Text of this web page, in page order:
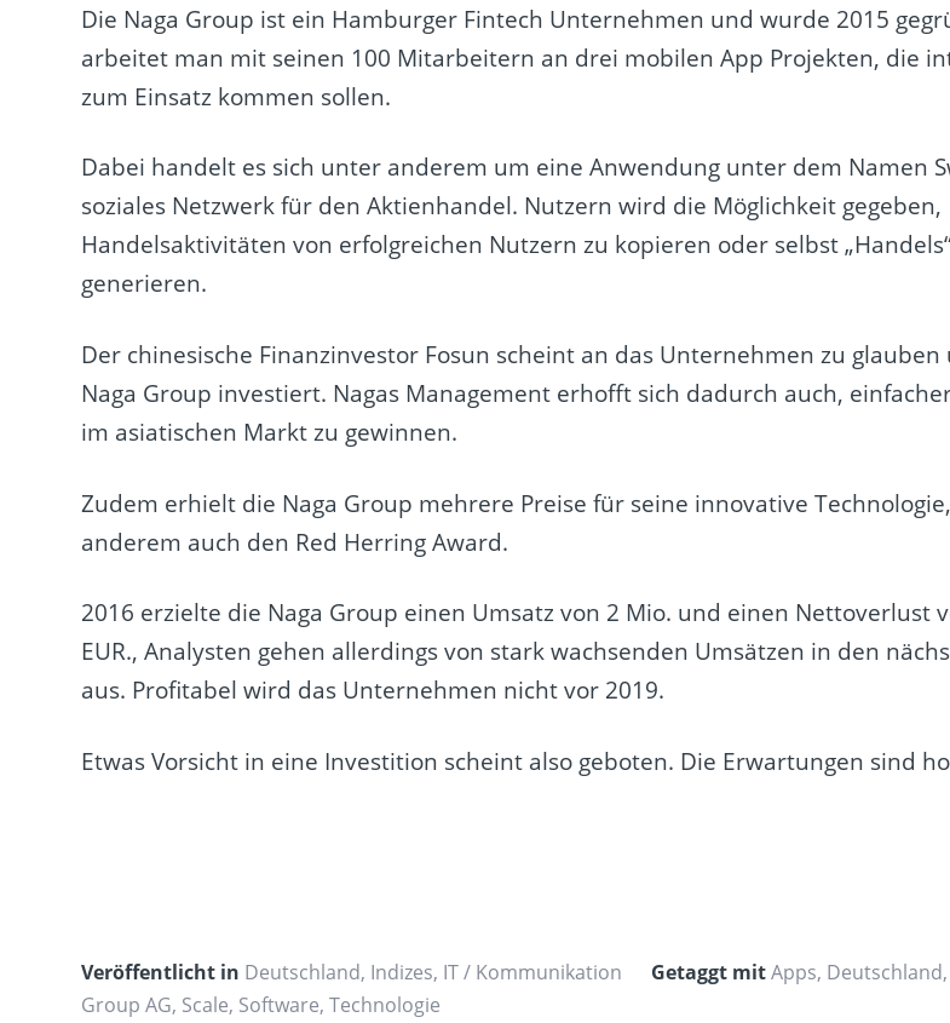
Die Naga Group ist ein Hamburger Fintech Unternehmen und wurde 2015
arbeitet man mit seinen 100 Mitarbeitern an drei mobilen App Projekten, die
zum Einsatz kommen sollen.
Dabei handelt es sich unter anderem um eine Anwendung unter dem Namen
soziales Netzwerk für den Aktienhandel. Nutzern wird die Möglichkeit gegeben,
Handelsaktivitäten von erfolgreichen Nutzern zu kopieren oder selbst
generieren.
Der chinesische Finanzinvestor Fosun scheint an das Unternehmen zu
Naga Group investiert. Nagas Management erhofft sich dadurch auch,
im asiatischen Markt zu gewinnen.
Zudem erhielt die Naga Group mehrere Preise für seine innovative
anderem auch den Red Herring Award.
2016 erzielte die Naga Group einen Umsatz von 2 Mio. und einen Nettoverlust
EUR., Analysten gehen allerdings von stark wachsenden Umsätzen in den
aus. Profitabel wird das Unternehmen nicht vor 2019.
Etwas Vorsicht in eine Investition scheint also geboten. Die Erwartungen sind
Veröffentlicht in Deutschland, Indizes, IT / Kommunikation Getaggt mitApps, Deutschland,
Group AG, Scale, Software,Technologie